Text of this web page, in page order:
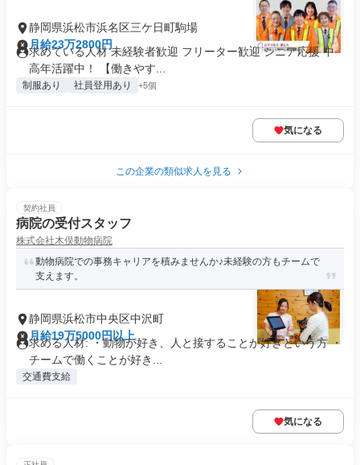
静岡県浜松市浜名区三ケ日町駒場
月給23万2800円
求めている人材 未経験者歓迎 フリーター歓迎 シニア応援 中
高年活躍中！ 【働きやす...
制服あり 社員登用あり +5個
気になる
この企業の類似求人を見る
契約社員
病院の受付スタッフ
株式会社木俣動物病院
動物病院での事務キャリアを積みませんか♪未経験の方もチームで
支えます。
静岡県浜松市中央区中沢町
月給19万5000円以上
求める人材: ・動物が好き、人と接することが好きという方 ・
チームで働くことが好き...
交通費支給
気になる